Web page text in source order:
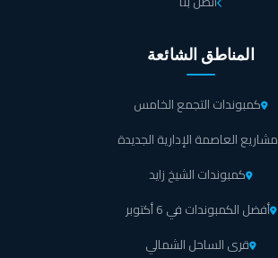
المناطق الشائعة
كمبوندات التجمع الخامس
مشاريع العاصمة الإدارية الجديدة
كمبوندات الشيخ زايد
أفضل الكمبوندات في 6 أكتوبر
قرى الساحل الشمالي